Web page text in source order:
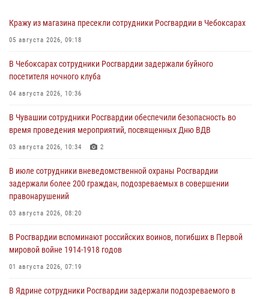
Кражу из магазина пресекли сотрудники Росгвардии в Чебоксарах
05 августа 2026, 09:18
В Чебоксарах сотрудники Росгвардии задержали буйного
посетителя ночного клуба
04 августа 2026, 10:36
В Чувашии сотрудники Росгвардии обеспечили безопасность во
время проведения мероприятий, посвященных Дню ВДВ
03 августа 2026, 10:34 2
В июле сотрудники вневедомственной охраны Росгвардии
задержали более 200 граждан, подозреваемых в совершении
правонарушений
03 августа 2026, 08:20
В Росгвардии вспоминают российских воинов, погибших в Первой
мировой войне 1914-1918 годов
01 августа 2026, 07:19
В Ядрине сотрудники Росгвардии задержали подозреваемого в